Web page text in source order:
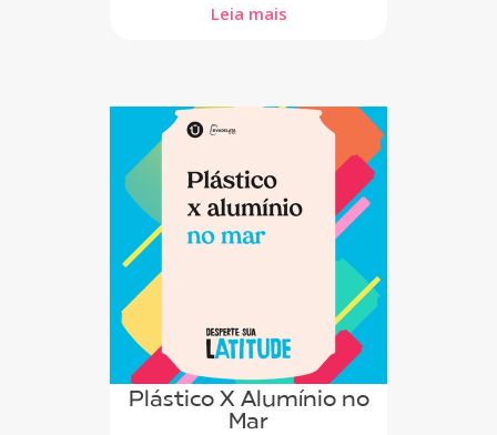
Leia mais
Plástico X Alumínio no
Mar